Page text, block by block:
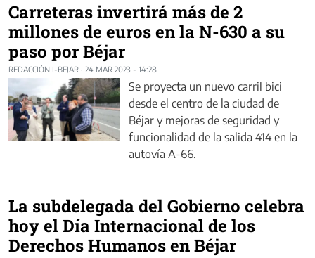
Carreteras invertirá más de 2
millones de euros en la N-630 a su
paso por Béjar
REDACCIÓN I-BEJAR · 24 MAR 2023 - 14:28
Se proyecta un nuevo carril bici
desde el centro de la ciudad de
Béjar y mejoras de seguridad y
funcionalidad de la salida 414 en la
autovía A-66.
La subdelegada del Gobierno celebra
hoy el Día Internacional de los
Derechos Humanos en Béjar